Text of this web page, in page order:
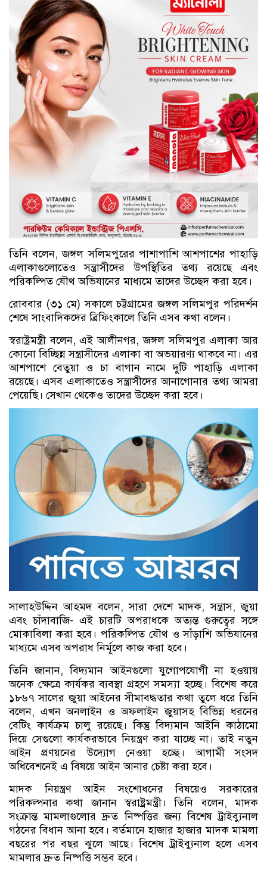
তিনি বলেন, জঙ্গল সলিমপুরের পাশাপাশি আশপাশের পাহাড়ি
এলাকাগুলোতেও সন্ত্রাসীদের উপস্থিতির তথ্য রয়েছে এবং
পরিকল্পিত যৌথ অভিযানের মাধ্যমে তাদের উচ্ছেদ করা হবে।
রোববার (৩১ মে) সকালে চট্টগ্রামের জঙ্গল সলিমপুর পরিদর্শন
শেষে সাংবাদিকদের ব্রিফিংকালে তিনি এসব কথা বলেন।
স্বরাষ্ট্রমন্ত্রী বলেন, এই আলীনগর, জঙ্গল সলিমপুর এলাকা আর
কোনো বিচ্ছিন্ন সন্ত্রাসীদের এলাকা বা অভয়ারণ্য থাকবে না। এর
আশপাশে বেতুয়া ও চা বাগান নামে দুটি পাহাড়ি এলাকা
রয়েছে। এসব এলাকাতেও সন্ত্রাসীদের আনাগোনার তথ্য আমরা
পেয়েছি। সেখান থেকেও তাদের উচ্ছেদ করা হবে।
সালাহউদ্দিন আহমদ বলেন, সারা দেশে মাদক, সন্ত্রাস, জুয়া
এবং চাঁদাবাজি- এই চারটি অপরাধকে অত্যন্ত গুরুত্বের সঙ্গে
মোকাবিলা করা হবে। পরিকল্পিত যৌথ ও সাঁড়াশি অভিযানের
মাধ্যমে এসব অপরাধ নির্মূলে কাজ করা হবে।
তিনি জানান, বিদ্যমান আইনগুলো যুগোপযোগী না হওয়ায়
অনেক ক্ষেত্রে কার্যকর ব্যবস্থা গ্রহণে সমস্যা হচ্ছে। বিশেষ করে
১৮৬৭ সালের জুয়া আইনের সীমাবদ্ধতার কথা তুলে ধরে তিনি
বলেন, এখন অনলাইন ও অফলাইন জুয়াসহ বিভিন্ন ধরনের
বেটিং কার্যক্রম চালু রয়েছে। কিন্তু বিদ্যমান আইনি কাঠামো
দিয়ে সেগুলো কার্যকরভাবে নিয়ন্ত্রণ করা যাচ্ছে না। তাই নতুন
আইন প্রণয়নের উদ্যোগ নেওয়া হচ্ছে। আগামী সংসদ
অধিবেশনেই এ বিষয়ে আইন আনার চেষ্টা করা হবে।
মাদক নিয়ন্ত্রণ আইন সংশোধনের বিষয়েও সরকারের
পরিকল্পনার কথা জানান স্বরাষ্ট্রমন্ত্রী। তিনি বলেন, মাদক
সংক্রান্ত মামলাগুলোর দ্রুত নিষ্পত্তির জন্য বিশেষ ট্রাইব্যুনাল
গঠনের বিধান আনা হবে। বর্তমানে হাজার হাজার মাদক মামলা
বছরের পর বছর ঝুলে আছে। বিশেষ ট্রাইব্যুনাল হলে এসব
মামলার দ্রুত নিষ্পত্তি সম্ভব হবে।